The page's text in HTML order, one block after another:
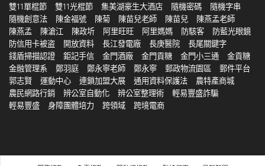
雙11單棍節
雙11光棍節 集美湖豪生大酒店 隨機密碼
隨機字串
隨機創意法
陳金福號 陳菊 陳苗兒老師 陳苗兒
陳燕孟老師
陳燕孟
陳滄江 陳政圻 阿里旺旺 阿里媽媽 防駭客
防藍光眼鏡
防信用卡被盗
開放資料 長江發電廠 長庚醫院
長尾關鍵字
錢盾掃描認證
鉅記手信 金門酒廠 金門貢糖 金門小三通
金貢糖
金融管理系
鄭羽庭 鄭永寧老師 鄭永寧 郵政物流園區
郵件平台
郭志賢
運動中心 連鎖加盟大展 通用資料保護法
農特產商城
農民網路行銷
辨公室自動化 辨公室整理術
輕易豐盛詐騙
輕易豐盛
身障團體培力 跨領域 跨境電商